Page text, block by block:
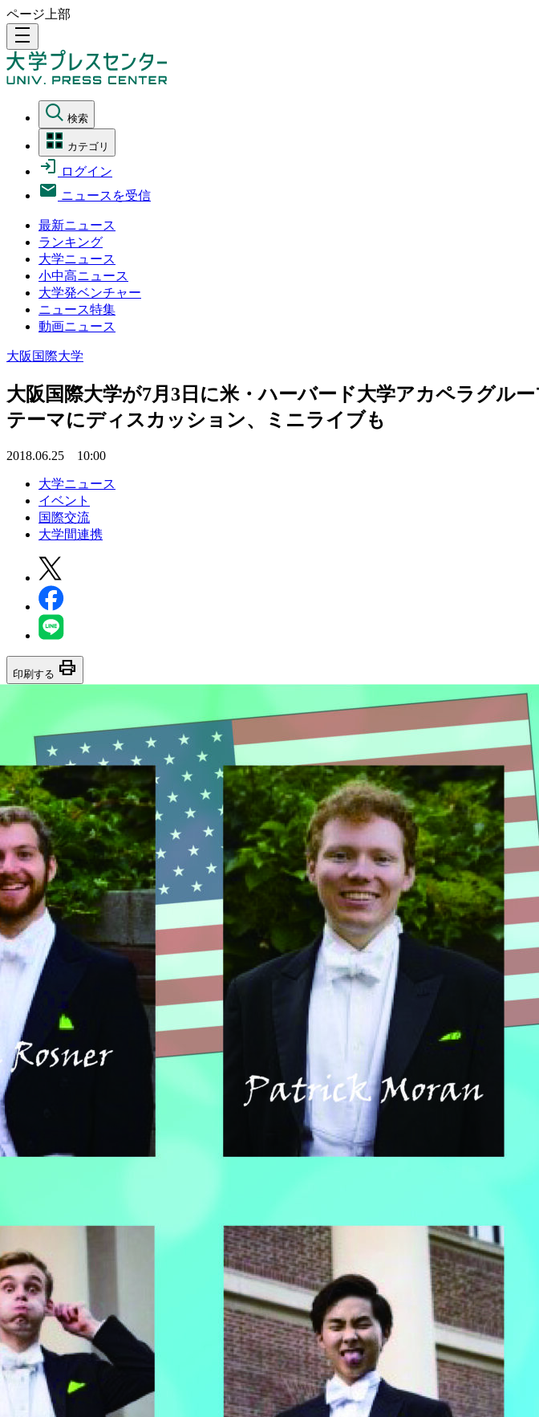
ページ上部
density_medium
検索
カテゴリ
ログイン
ニュースを受信
最新ニュース
ランキング
大学ニュース
小中高ニュース
大学発ベンチャー
ニュース特集
動画ニュース
大阪国際大学
大阪国際大学が7月3日に米・ハーバード大学アカペラグル
テーマにディスカッション、ミニライブも
2018.06.25 10:00
大学ニュース
イベント
国際交流
大学間連携
印刷する print